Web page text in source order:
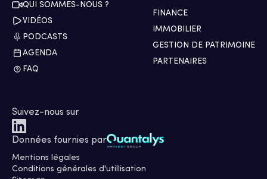
QUI SOMMES-NOUS ?
VIDÉOS
PODCASTS
AGENDA
FAQ
FINANCE
IMMOBILIER
GESTION DE PATRIMOINE
PARTENAIRES
Suivez-nous sur
Données fournies par
Mentions légales
Conditions générales d'utillisation